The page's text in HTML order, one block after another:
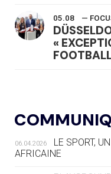
05.08 —
«
LE RÊVE
AUX JO «
05.08 — TIR À
DES
06.04.2026
LE SPORT,
AFRICAINE